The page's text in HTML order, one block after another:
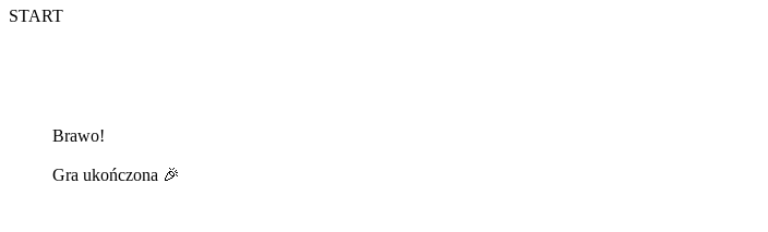
START
Brawo!
Gra ukończona 🎉